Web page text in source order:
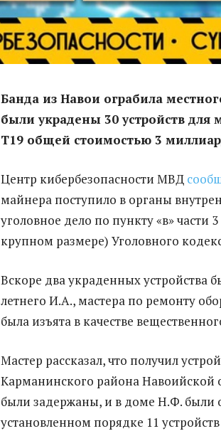
Банда из Навои ограбила
были украдены 30 устройств
T19 общей стоимостью 3
Центр кибербезопасности МВД
майнера поступило в органы
уголовное дело по пункту «в» части
крупном размере) Уголовного
Вскоре два украденных устройства
летнего И.А., мастера по ремонту
была изъята в качестве
Мастер рассказал, что получил
Карманинского района
были задержаны, и в доме Н.Ф.
установленном порядке 11